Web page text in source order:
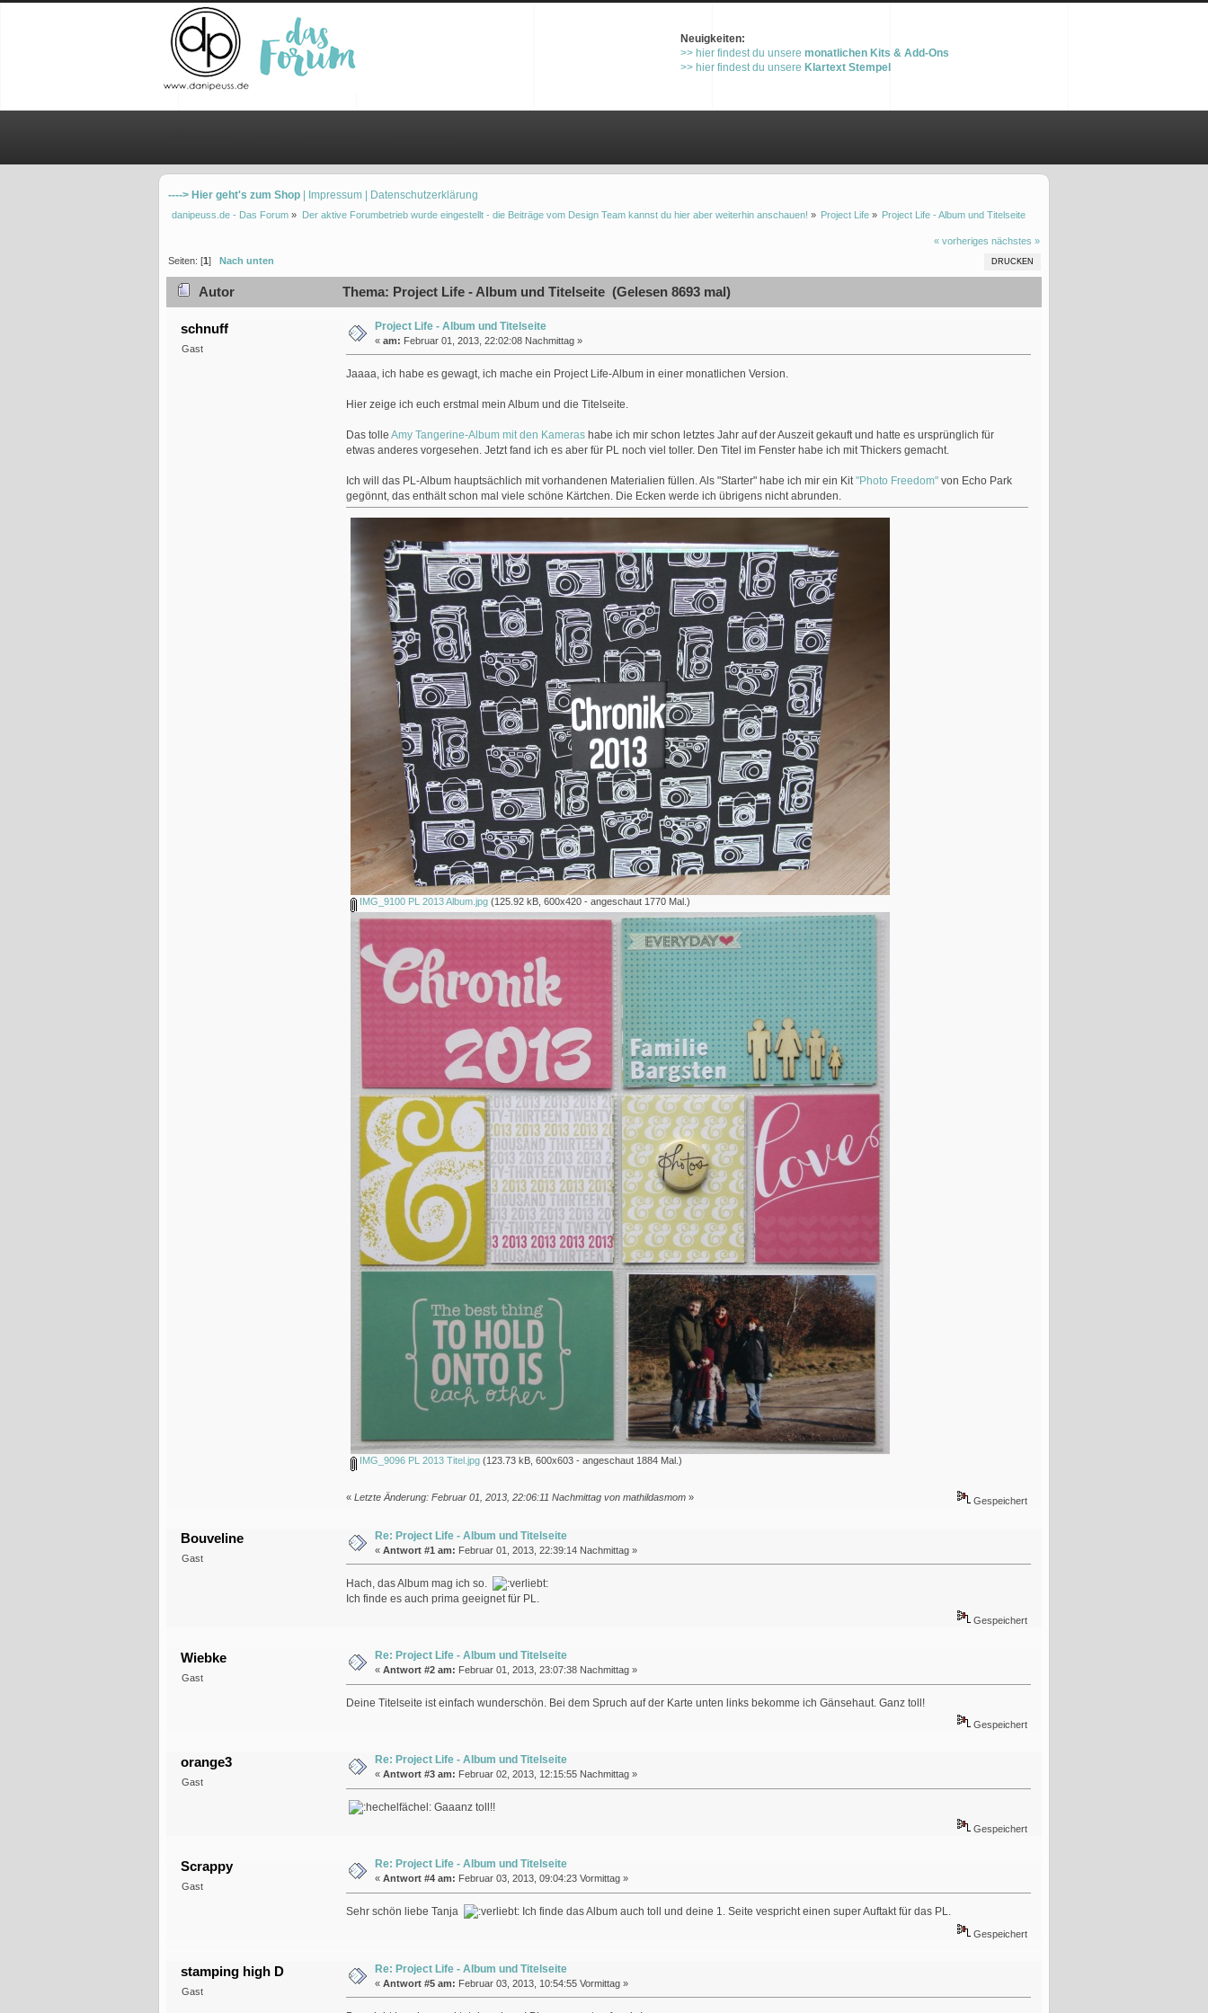
Neuigkeiten:
>> hier findest du unsere monatlichen Kits & Add-Ons
>> hier findest du unsere Klartext Stempel
----> Hier geht's zum Shop | Impressum | Datenschutzerklärung
danipeuss.de - Das Forum » Der aktive Forumbetrieb wurde eingestellt - die Beiträge vom Design Team kannst du hier aber weiterhin anschauen! » Project Life» Project Life - Album und Titelseite
« vorheriges nächstes »
DRUCKEN
Seiten: [1] Nach unten
Autor Thema: Project Life - Album und Titelseite (Gelesen 8693 mal)
schnuff
Gast
Project Life - Album und Titelseite
« am: Februar 01, 2013, 22:02:08 Nachmittag »
Jaaaa, ich habe es gewagt, ich mache ein Project Life-Album in einer monatlichen Version.
Hier zeige ich euch erstmal mein Album und die Titelseite.
Das tolle Amy Tangerine-Album mit den Kamerashabe ich mir schon letztes Jahr auf der Auszeit gekauft und hatte es ursprünglich für
etwas anderes vorgesehen. Jetzt fand ich es aber für PL noch viel toller. Den Titel im Fenster habe ich mit Thickers gemacht.
Ich will das PL-Album hauptsächlich mit vorhandenen Materialien füllen. Als "Starter" habe ich mir ein Kit"Photo Freedom"von Echo Park
gegönnt, das enthält schon mal viele schöne Kärtchen. Die Ecken werde ich übrigens nicht abrunden.
IMG_9100 PL 2013 Album.jpg(125.92 kB, 600x420 - angeschaut 1770 Mal.)
IMG_9096 PL 2013 Titel.jpg(123.73 kB, 600x603 - angeschaut 1884 Mal.)
« Letzte Änderung: Februar 01, 2013, 22:06:11 Nachmittag von mathildasmom» Gespeichert
Bouveline
Gast
Re: Project Life - Album und Titelseite
« Antwort #1 am: Februar 01, 2013, 22:39:14 Nachmittag »
Hach, das Album mag ich so.
Ich finde es auch prima geeignet für PL.
Gespeichert
Wiebke
Gast
Re: Project Life - Album und Titelseite
« Antwort #2 am: Februar 01, 2013, 23:07:38 Nachmittag »
Deine Titelseite ist einfach wunderschön. Bei dem Spruch auf der Karte unten links bekomme ich Gänsehaut. Ganz toll!
Gespeichert
orange3
Gast
Re: Project Life - Album und Titelseite
« Antwort #3 am: Februar 02, 2013, 12:15:55 Nachmittag »
Gaaanz toll!!
Gespeichert
Scrappy
Gast
Re: Project Life - Album und Titelseite
« Antwort #4 am: Februar 03, 2013, 09:04:23 Vormittag »
Sehr schön liebe Tanja Ich finde das Album auch toll und deine 1. Seite vespricht einen super Auftakt für das PL.
Gespeichert
stamping high D
Gast
Re: Project Life - Album und Titelseite
« Antwort #5 am: Februar 03, 2013, 10:54:55 Vormittag »